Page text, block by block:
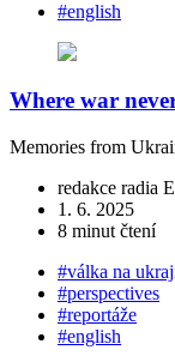
#english
Where war
Memories from
redakce radia
1. 6. 2025
8 minut čtení
#válka na
#perspectives
#reportáže
#english